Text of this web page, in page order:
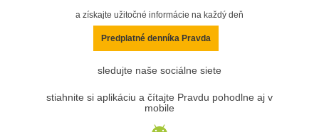
a získajte užitočné informácie na každý deň
Predplatné denníka Pravda
sledujte naše sociálne siete
stiahnite si aplikáciu a čítajte Pravdu pohodlne aj v
mobile